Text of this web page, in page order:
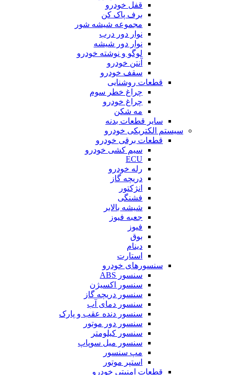
قفل خودرو
برف پاک کن
مجموعه شیشه شور
نوار دور درب
نوار دور شیشه
لوگو و نوشته خودرو
آنتن خودرو
سقف خودرو
قطعات روشنایی
چراغ خطر سوم
چراغ خودرو
مه شکن
سایر قطعات بدنه
سیستم الکتریکی خودرو
قطعات برقی خودرو
سیم کشی خودرو
ECU
رله خودرو
دریچه گاز
انژکتور
فشنگی
شیشه بالابر
جعبه فیوز
فیوز
بوق
دینام
استارت
سنسورهای خودرو
سنسور ABS
سنسور اکسیژن
سنسور دریچه گاز
سنسور دمای آب
سنسور دنده عقب و پارک
سنسور دور موتور
سنسور کیلومتر
سنسور میل سوپاپ
مپ سنسور
استپر موتور
قطعات امنیتی خودرو